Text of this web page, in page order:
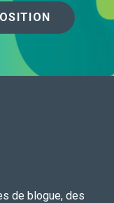
de blogue, des